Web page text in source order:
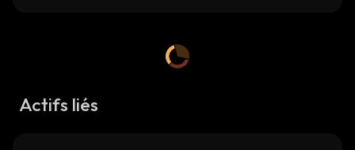
Actifs liés